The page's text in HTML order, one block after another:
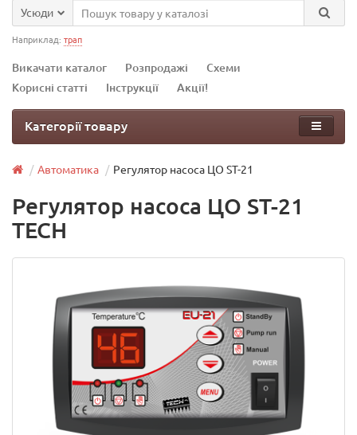
Усюди
Наприклад: трап
Викачати каталог Розпродажі
Схеми
Корисні статті
Інструкції Акції!
Категорії товару
Автоматика Регулятор насоса ЦО ST-21
Регулятор насоса ЦО ST-21
TECH